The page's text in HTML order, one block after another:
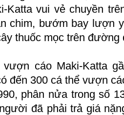
Katta vui vẻ chuyền
chim, bướm bay lượn
thuốc mọc trên đường
cáo Maki-Katta
đến 300 cá thể vượn
phân nửa trong số
đã phải trả giá